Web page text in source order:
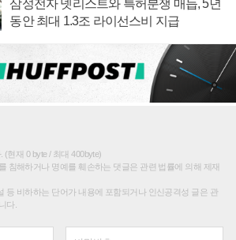
삼성전자 넷리스트와 특허분쟁 매듭, 5년
동안 최대 1.3조 라이선스비 지급
(현재 0 byte / 최대 400byte)
침해하거나 명예를 훼손하는 댓글은 관련 법률에 의해 제재
등 비하하는 단어가 내용에 포함되거나 인신공격성 글은 관
다.